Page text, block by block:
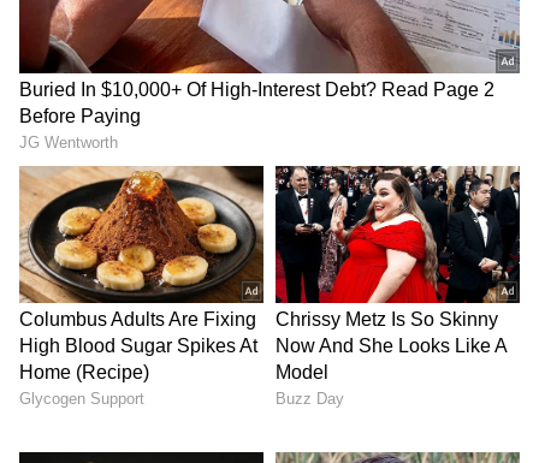
ತಂಡಗಳೊಂದಿಗೆ ಒಪ್ಪಂದ ಮಾಡಿಕೊಳ್ಳುತ್ತಿದ್ದಾರೆ.